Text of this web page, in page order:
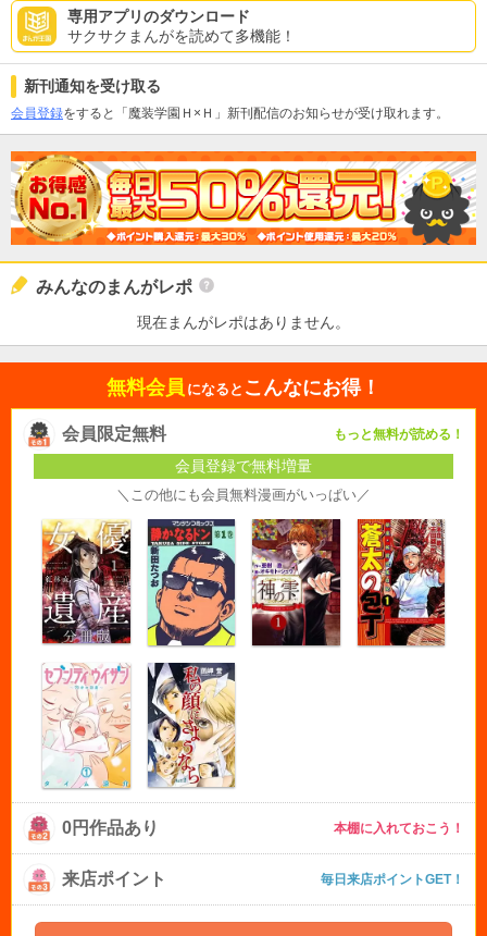
専用アプリのダウンロード
サクサクまんがを読めて多機能！
新刊通知を受け取る
会員登録をすると「魔装学園Ｈ×Ｈ」新刊配信のお知らせが受け取れます。
みんなのまんがレポ
現在まんがレポはありません。
無料会員 になると こんなにお得！
会員限定無料 もっと無料が読める！
会員登録で無料増量
＼この他にも会員無料漫画がいっぱい／
0円作品あり 本棚に入れておこう！
来店ポイント 毎日来店ポイントGET！